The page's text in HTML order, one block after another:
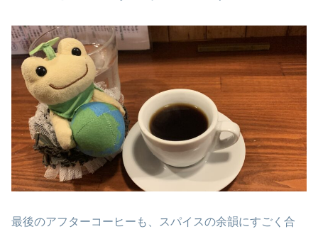
最後のアフターコーヒーも、スパイスの余韻にすごく合